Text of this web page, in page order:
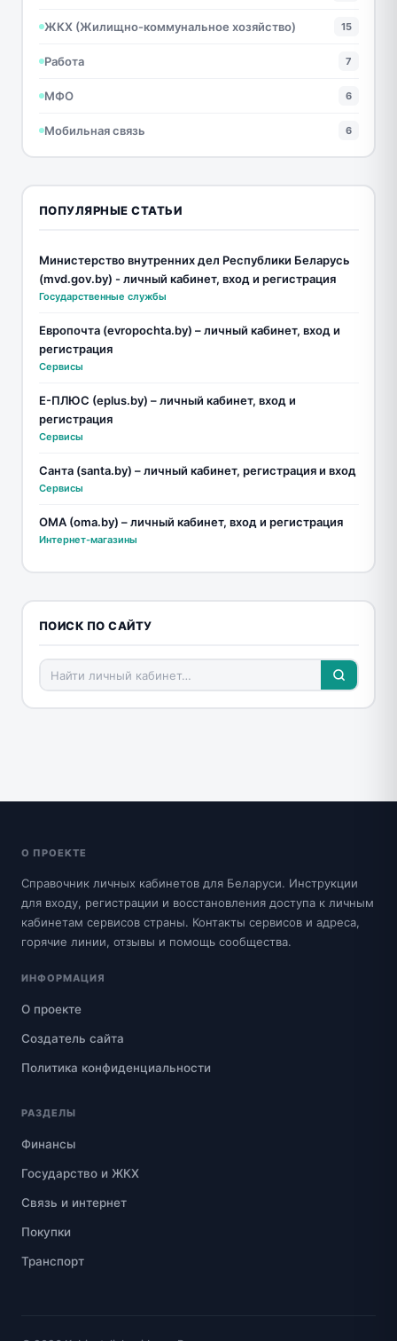
ЖКХ (Жилищно-коммунальное хозяйство) 15
Работа 7
МФО 6
Мобильная связь 6
ПОПУЛЯРНЫЕ СТАТЬИ
Министерство внутренних дел Республики Беларусь
(mvd.gov.by) - личный кабинет, вход и регистрация
Государственные службы
Европочта (evropochta.by) – личный кабинет, вход и
регистрация
Сервисы
Е-ПЛЮС (eplus.by) – личный кабинет, вход и
регистрация
Сервисы
Санта (santa.by) – личный кабинет, регистрация и вход
Сервисы
ОМА (oma.by) – личный кабинет, вход и регистрация
Интернет-магазины
ПОИСК ПО САЙТУ
О ПРОЕКТЕ
Справочник личных кабинетов для Беларуси. Инструкции
для входу, регистрации и восстановления доступа к личным
кабинетам сервисов страны. Контакты сервисов и адреса,
горячие линии, отзывы и помощь сообщества.
ИНФОРМАЦИЯ
О проекте
Создатель сайта
Политика конфиденциальности
РАЗДЕЛЫ
Финансы
Государство и ЖКХ
Связь и интернет
Покупки
Транспорт